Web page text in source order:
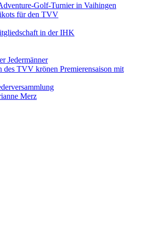
Golf-Turnier in Vaihingen
für den TVV
in der IHK
Jedermänner
des TVV krönen Premierensaison mit
Merz